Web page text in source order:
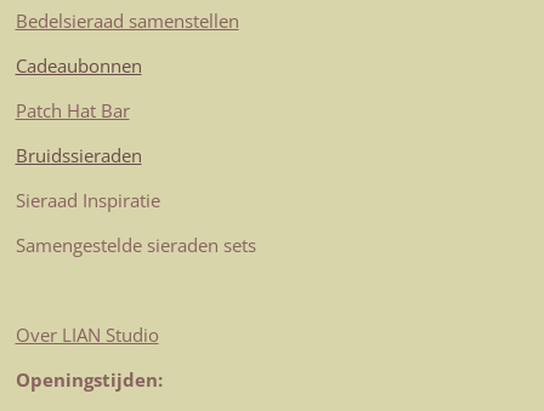
Bedelsieraad samenstellen
Cadeaubonnen
Patch Hat Bar
Bruidssieraden
Sieraad Inspiratie
Samengestelde sieraden sets
Over LIAN Studio
Openingstijden: